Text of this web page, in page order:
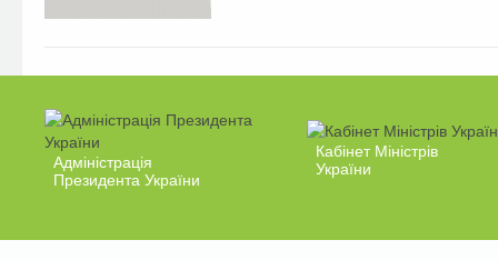
Адміністрація
Президента України
Кабінет Міністрів
України